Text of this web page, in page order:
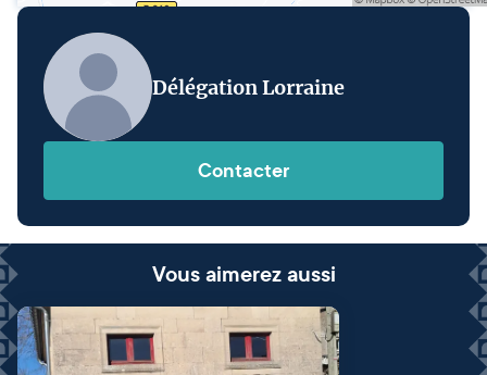
Délégation Lorraine
Contacter
Vous aimerez aussi